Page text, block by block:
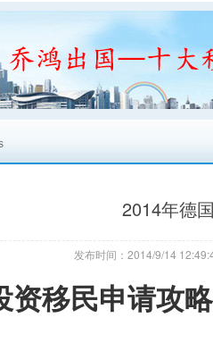
2014年德
发布时间：2014/9/14
资移民申请攻略